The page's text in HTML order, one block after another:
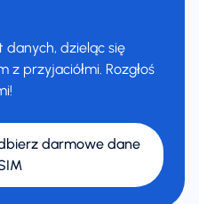
dzieląc się
przyjaciółmi. Rozgłoś
darmowe dane